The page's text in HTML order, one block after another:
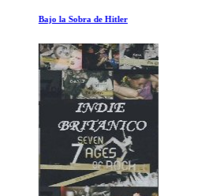
Bajo la Sobra de Hitler